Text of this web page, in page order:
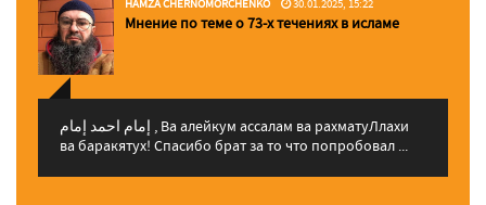
HAMZA CHERNOMORCHENKO 30.01.2025, 15:22
Мнение по теме о 73-х течениях в исламе
إمام احمد إمام , Ва алейкум ассалам ва рахматуЛлахи
ва баракятух! Спасибо брат за то что попробовал ...